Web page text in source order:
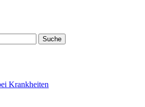
Krankheiten